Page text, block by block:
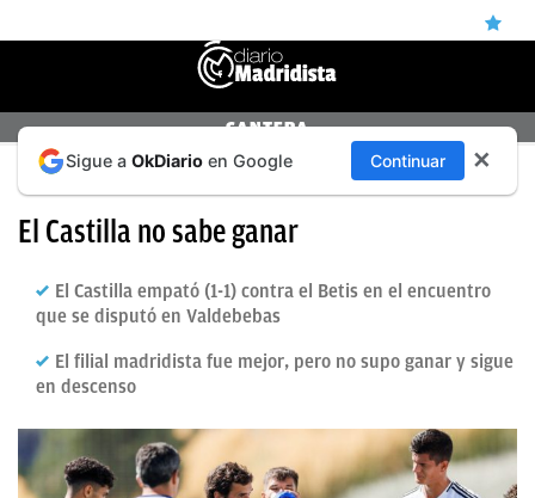
ÚLTIMAS
NOTICIAS
BALONCESTO
FICHAJES
DIRECTO
FEMENINO
CANTERA
PRIMERA FEDERACIÓN: CASTILLA 1-1 BETIS B
El Castilla no sabe ganar
El Castilla empató (1-1) contra el Betis en el encuentro
que se disputó en Valdebebas
El filial madridista fue mejor, pero no supo ganar y sigue
en descenso
Sigue a OkDiario en Google Continuar ✕